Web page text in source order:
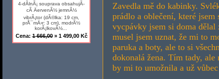
Zavedla mě do kabinky.
prádlo a oblečení, které
vycpávky jsem si doma dělal
musel jsem uznat, že mi to
paruka a boty, ale to si
dokonalá žena. Tím tady,
by mi to umožnila a už
4-dÃ­lnÃ¡ souprava obsahujÃ­
cÃ­ ÄervenÃ½ jemnÃ½
vibrÃ¡tor (dÃ©lka: 19 cm,
prÅ¯mÄ›r: 3 cm), modrÃ½
korÃ¡lkovÃ½...
Cena:1 666,00» 1 499,00 Kč